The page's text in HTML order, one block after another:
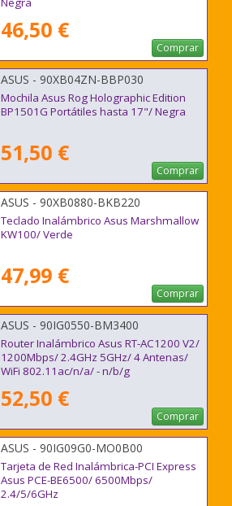
46,50 €
Comprar
ASUS - 90XB04ZN-BBP030
Mochila Asus Rog Holographic Edition
BP1501G Portátiles hasta 17"/ Negra
51,50 €
Comprar
ASUS - 90XB0880-BKB220
Teclado Inalámbrico Asus Marshmallow
KW100/ Verde
47,99 €
Comprar
ASUS - 90IG0550-BM3400
Router Inalámbrico Asus RT-AC1200 V2/
1200Mbps/ 2.4GHz 5GHz/ 4 Antenas/
WiFi 802.11ac/n/a/ - n/b/g
52,50 €
Comprar
ASUS - 90IG09G0-MO0B00
Tarjeta de Red Inalámbrica-PCI Express
Asus PCE-BE6500/ 6500Mbps/
2.4/5/6GHz